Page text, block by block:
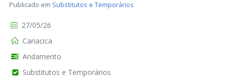
Publicado em Substitutos e Temporários
27/05/26
Cariacica
Andamento
Substitutos e Temporários